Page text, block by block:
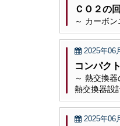
ＣＯ２の
～ カーボ
2025年06
コンパク
～ 熱交換
熱交換器設
2025年06